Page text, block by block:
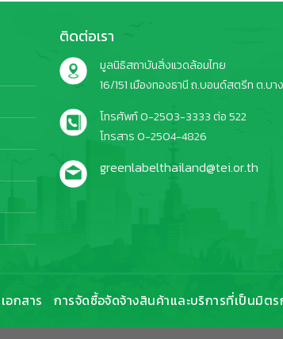
ติดต่อเรา
มูลนิธิสถาบันสิ่งแวดล้อมไทย
16/151 เมืองทองธานี ถ.บอนด์สตรีท ต.บา
โทรศัพท์ 0-2503-3333 ต่อ 522
โทรสาร 0-2504-4826
greenlabelthailand@tei.or.th
อกสาร การจัดซื้อจัดจ้างสินค้าและบริการที่เป็นมิต